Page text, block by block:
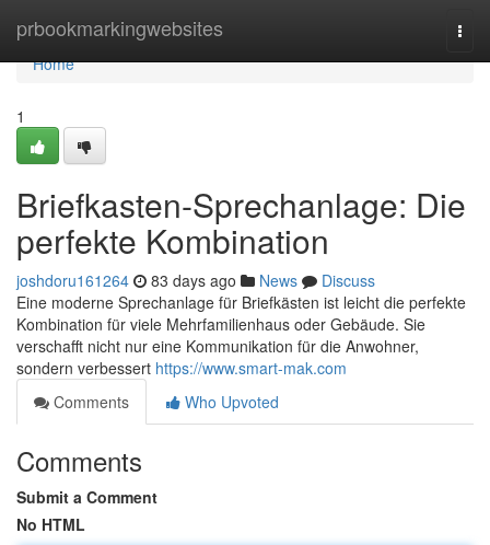
prbookmarkingwebsites
Home
Home
1
Briefkasten-Sprechanlage: Die
perfekte Kombination
joshdoru161264 83 days ago News
Discuss
Eine moderne Sprechanlage für Briefkästen ist leicht die perfekte
Kombination für viele Mehrfamilienhaus oder Gebäude. Sie
verschafft nicht nur eine Kommunikation für die Anwohner,
sondern verbessert https://www.smart-mak.com
Comments
Who Upvoted
Comments
Submit a Comment
No HTML